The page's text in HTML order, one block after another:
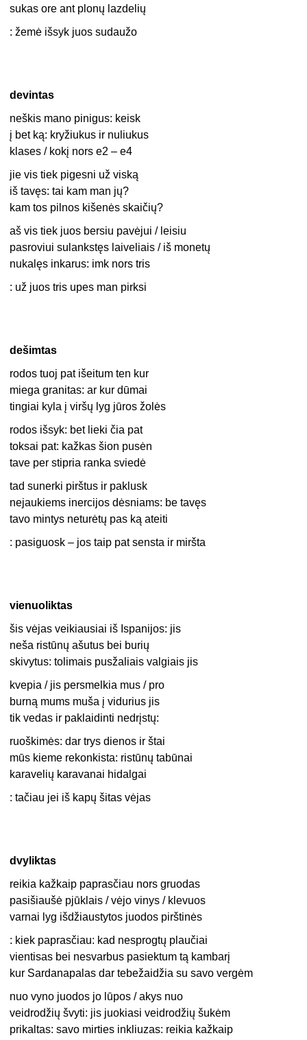
sukas ore ant plonų lazdelių
: žemė išsyk juos sudaužo
devintas
neškis mano pinigus: keisk
į bet ką: kryžiukus ir nuliukus
klases / kokį nors e2 – e4
jie vis tiek pigesni už viską
iš tavęs: tai kam man jų?
kam tos pilnos kišenės skaičių?
aš vis tiek juos bersiu pavėjui / leisiu
pasroviui sulankstęs laiveliais / iš monetų
nukalęs inkarus: imk nors tris
: už juos tris upes man pirksi
dešimtas
rodos tuoj pat išeitum ten kur
miega granitas: ar kur dūmai
tingiai kyla į viršų lyg jūros žolės
rodos išsyk: bet lieki čia pat
toksai pat: kažkas šion pusėn
tave per stipria ranka sviedė
tad sunerki pirštus ir paklusk
nejaukiems inercijos dėsniams: be tavęs
tavo mintys neturėtų pas ką ateiti
: pasiguosk – jos taip pat sensta ir miršta
vienuoliktas
šis vėjas veikiausiai iš Ispanijos: jis
neša ristūnų ašutus bei burių
skivytus: tolimais pusžaliais valgiais jis
kvepia / jis persmelkia mus / pro
burną mums muša į vidurius jis
tik vedas ir paklaidinti nedrįstų:
ruoškimės: dar trys dienos ir štai
mūs kieme rekonkista: ristūnų tabūnai
karavelių karavanai hidalgai
: tačiau jei iš kapų šitas vėjas
dvyliktas
reikia kažkaip paprasčiau nors gruodas
pasišiaušė pjūklais / vėjo vinys / klevuos
varnai lyg išdžiaustytos juodos pirštinės
: kiek paprasčiau: kad nesprogtų plaučiai
vientisas bei nesvarbus pasiektum tą kambarį
kur Sardanapalas dar tebežaidžia su savo vergėm
nuo vyno juodos jo lūpos / akys nuo
veidrodžių švyti: jis juokiasi veidrodžių šukėm
prikaltas: savo mirties inkliuzas: reikia kažkaip